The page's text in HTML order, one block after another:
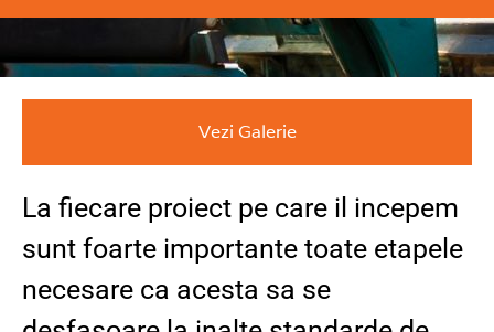
Vezi Galerie
La fiecare proiect pe care il incepem
sunt foarte importante toate etapele
necesare ca acesta sa se